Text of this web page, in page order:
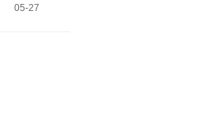
05-27